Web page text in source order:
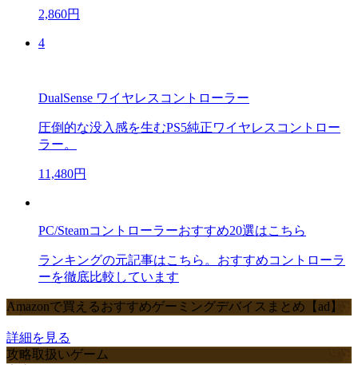
2,860円
4
DualSense ワイヤレスコントローラー
圧倒的な没入感を生むPS5純正ワイヤレスコントロー
ラー。
11,480円
PC/Steamコントローラーおすすめ20選はこちら
ランキングの元記事はこちら。おすすめコントローラ
ーを徹底比較しています
Amazonで買えるおすすめゲーミングデバイスまとめ【ad】
詳細を見る
攻略取扱いゲーム